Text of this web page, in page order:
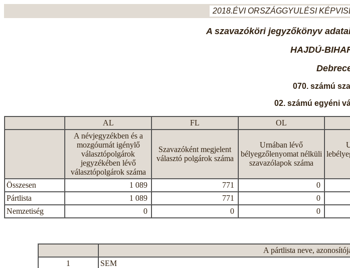
2018.ÉVI ORSZÁGGYULÉSI
A szavazóköri jegyzőkönyv
HAJDÚ-
070. számú
02. számú egyéni
AL FL OL
A névjegyzékben és a
mozgóurnát igénylő
választópolgárok
jegyzékében lévő
választópolgárok száma
Szavazóként megjelent
választó polgárok száma
Urnában lévő
bélyegzőlenyomat nélküli
szavazólapok száma
Összesen 1 089 771 0
Pártlista
1 089 771 0
Nemzetiség
0 0 0
A pártlista neve,
1
SEM